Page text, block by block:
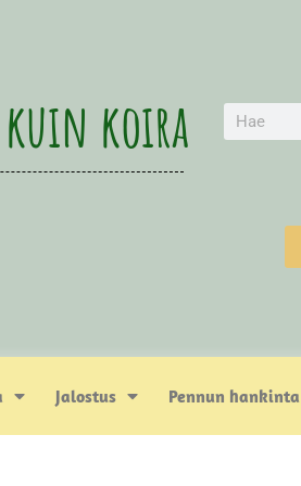
kuin koira
Jalostus Pennun hankinta